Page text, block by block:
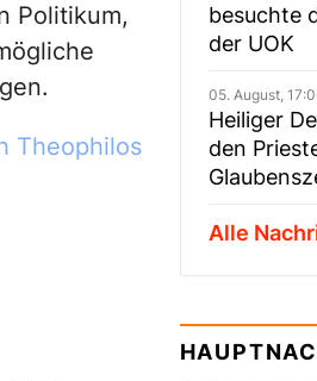
Politikum,
Theophilos
besuchte
der UOK
05. August,
Heiliger
den
Alle